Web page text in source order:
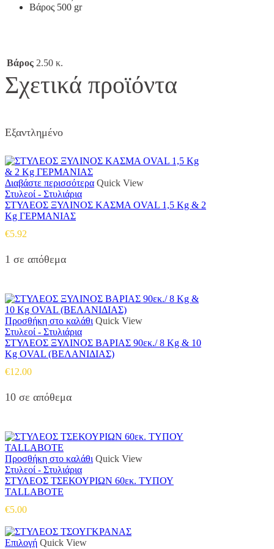
Βάρος 500 gr
Βάρος 2.50 κ.
Σχετικά προϊόντα
Εξαντλημένο
Διαβάστε περισσότερα Quick View
Στυλεοί - Στυλιάρια
ΣΤΥΛΕΟΣ ΞΥΛΙΝΟΣ ΚΑΣΜΑ OVAL 1,5 Kg & 2
Kg ΓΕΡΜΑΝΙΑΣ
€5.92
1 σε απόθεμα
Προσθήκη στο καλάθι Quick View
Στυλεοί - Στυλιάρια
ΣΤΥΛΕΟΣ ΞΥΛΙΝΟΣ ΒΑΡΙΑΣ 90εκ./ 8 Kg & 10
Kg OVAL (ΒΕΛΑΝΙΔΙΑΣ)
€12.00
10 σε απόθεμα
Προσθήκη στο καλάθι Quick View
Στυλεοί - Στυλιάρια
ΣΤΥΛΕΟΣ ΤΣΕΚΟΥΡΙΩΝ 60εκ. ΤΥΠΟΥ
TALLABOTE
€5.00
Επιλογή Αυτό
Quick View